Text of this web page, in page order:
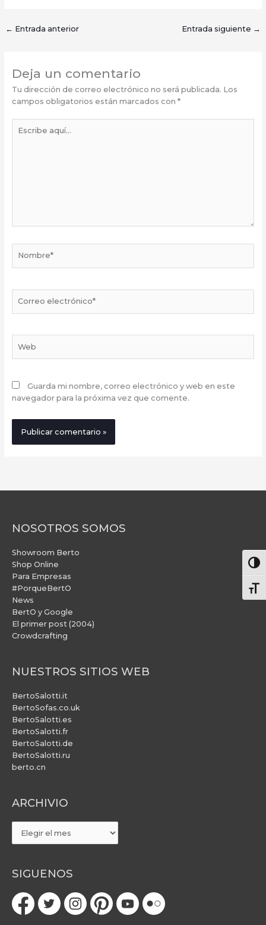
← Entrada anterior Entrada siguiente →
Deja un comentario
Tu dirección de correo electrónico no será publicada. Los
campos obligatorios están marcados con *
aquí...
electrónico*
Guarda mi nombre, correo electrónico y web en este
navegador para la próxima vez que comente.
NOSOTROS SOMOS
Showroom Berto
Shop Online
Para Empresas
#PorqueBertO
News
BertO y Google
El primer post (2004)
Crowdcrafting
NUESTROS SITIOS WEB
BertoSalotti.it
BertoSofas.co.uk
BertoSalotti.es
BertoSalotti.fr
BertoSalotti.de
BertoSalotti.ru
berto.cn
ARCHIVIO
ARCHIVIO
SIGUENOS